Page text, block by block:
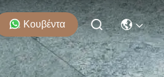
Κουβέντα